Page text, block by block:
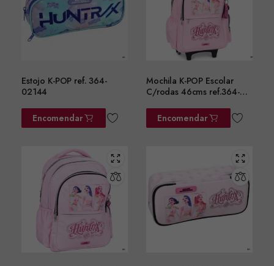
Estojo K-POP ref. 364-
02144
Encomendar
Mochila K-POP Escolar
C/rodas 46cms ref.364-
Encomendar